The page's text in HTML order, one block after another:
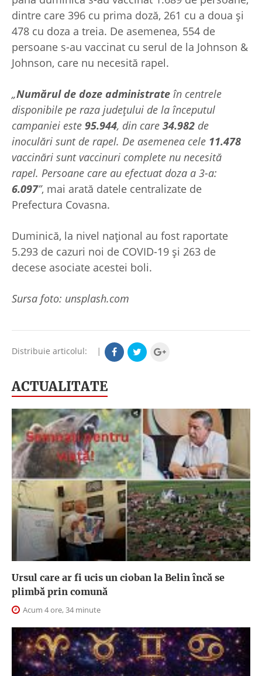
dintre care 396 cu prima doză, 261 cu a doua și
478 cu doza a treia. De asemenea, 554 de
persoane s-au vaccinat cu serul de la Johnson &
Johnson, care nu necesită rapel.
„Numărul de doze administrate în centrele
disponibile pe raza județului de la începutul
campaniei este 95.944, din care 34.982 de
inoculări sunt de rapel. De asemenea cele 11.478
vaccinări sunt vaccinuri complete nu necesită
rapel. Persoane care au efectuat doza a 3-a:
6.097”, mai arată datele centralizate de
Prefectura Covasna.
Duminică, la nivel național au fost raportate
5.293 de cazuri noi de COVID-19 și 263 de
decese asociate acestei boli.
Sursa foto: unsplash.com
Distribuie articolul: |
ACTUALITATE
Ursul care ar fi ucis un cioban la Belin încă se
plimbă prin comună
Acum 4 ore, 34 minute